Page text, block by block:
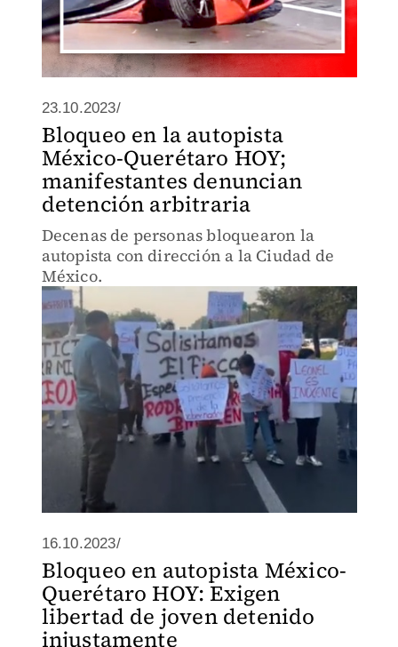
23.10.2023/
Bloqueo en la autopista
México-Querétaro HOY;
manifestantes denuncian
detención arbitraria
Decenas de personas bloquearon la
autopista con dirección a la Ciudad de
México.
16.10.2023/
Bloqueo en autopista México-
Querétaro HOY: Exigen
libertad de joven detenido
injustamente